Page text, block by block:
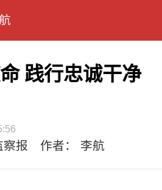
践行忠诚干净
察报 作者： 李航